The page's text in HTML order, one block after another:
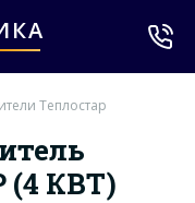
Теплостар
(4 КВТ)